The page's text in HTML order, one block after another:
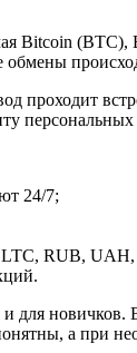
Bitcoin
проходит
персональных
24/7;
RUB,
для
а при